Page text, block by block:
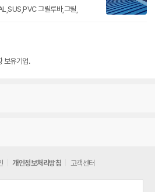
그릴루바,그릴,
보유기업.
개인정보처리방침 고객센터